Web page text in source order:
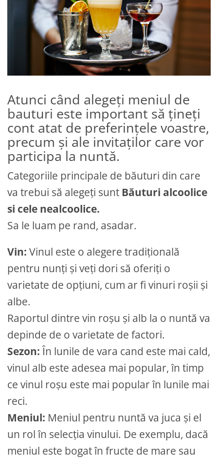
Meniuri & nr de BOTEZ
Plicuri si cartoane pentru INVITATII
TAVA pentru MOT
Cruciulite de BOTEZ
Trusouri & Lumanari Botez
Pahare Miri & Nasi
Cocarde nunta
Inmormatare/pomana
Meniuri pentru NUNTA
Atunci când alegeți meniul de
bauturi este important să țineți
cont atat de preferințele voastre,
precum și ale invitaților care vor
participa la nuntă.
Categoriile principale de băuturi din care
va trebui să alegeți sunt Băuturi alcoolice
si cele nealcoolice.
Sa le luam pe rand, asadar.
Vin: Vinul este o alegere tradițională
pentru nunți și veți dori să oferiți o
varietate de opțiuni, cum ar fi vinuri roșii și
albe.
Raportul dintre vin roșu și alb la o nuntă va
depinde de o varietate de factori.
Sezon:În lunile de vara cand este mai cald,
vinul alb este adesea mai popular, în timp
ce vinul roșu este mai popular în lunile mai
reci.
Meniul: Meniul pentru nuntă va juca și el
un rol în selecția vinului. De exemplu, dacă
meniul este bogat în fructe de mare sau